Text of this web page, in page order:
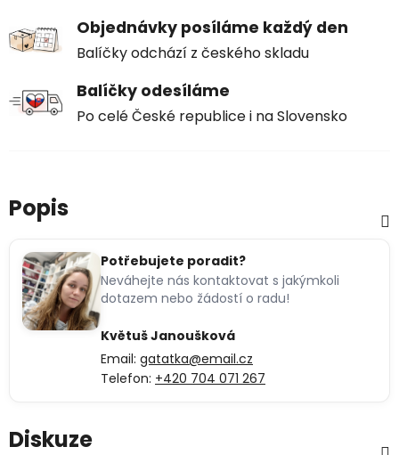
Objednávky posíláme každý den
Balíčky odchází z českého skladu
Balíčky odesíláme
Po celé České republice i na Slovensko
Popis
Potřebujete poradit?
Neváhejte nás kontaktovat s jakýmkoli
dotazem nebo žádostí o radu!
Květuš Janoušková
Email: gatatka@email.cz
Telefon: +420 704 071 267
Diskuze